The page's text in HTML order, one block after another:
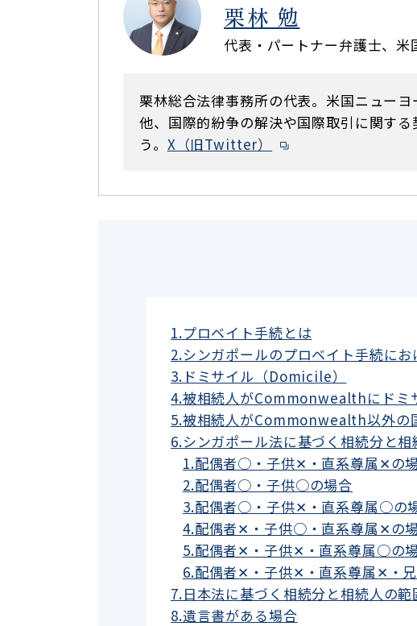
栗林 勉
代表・パートナー弁護士、
栗林総合法律事務所の代表。米国ニュー
他、国際的紛争の解決や国際取引に関す
う。 X（旧Twitter）
1.プロベイト手続とは
2.シンガポールのプロベイト手続にお
3.ドミサイル（Domicile）
4.被相続人がCommonwealthにドミ
5.被相続人がCommonwealth以外の
6.シンガポール法に基づく相続分と相
1.配偶者○・子供✕・直系尊属✕の
2.配偶者○・子供○の場合
3.配偶者○・子供✕・直系尊属○の
4.配偶者✕・子供○・直系尊属✕の
5.配偶者✕・子供✕・直系尊属○の
6.配偶者✕・子供✕・直系尊属✕・
7.日本法に基づく相続分と相続人の範
8.遺言書がある場合